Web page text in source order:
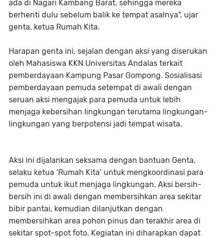
ada di Nagari Kambang Barat, sehingga mereka
berhenti dulu sebelum balik ke tempat asalnya", ujar
genta, ketua Rumah Kita.
Harapan genta ini, sejalan dengan aksi yang diserukan
oleh Mahasiswa KKN Universitas Andalas terkait
pemberdayaan Kampung Pasar Gompong. Sosialisasi
pemberdayaan pemuda setempat di awali dengan
seruan aksi mengajak para pemuda untuk lebih
menjaga kebersihan lingkungan terutama lingkungan-
lingkungan yang berpotensi jadi tempat wisata.
Aksi ini dijalankan seksama dengan bantuan Genta,
selaku ketua ‘Rumah Kita’ untuk mengkoordinasi para
pemuda untuk ikut menjaga lingkungan. Aksi bersih-
bersih ini di awali dengan membersihkan area sekitar
bibir pantai, kemudian dilanjutkan dengan
membersihkan area pohon pinus dan terakhir area di
sekitar spot-spot foto. Kegiatan ini diharapkan dapat